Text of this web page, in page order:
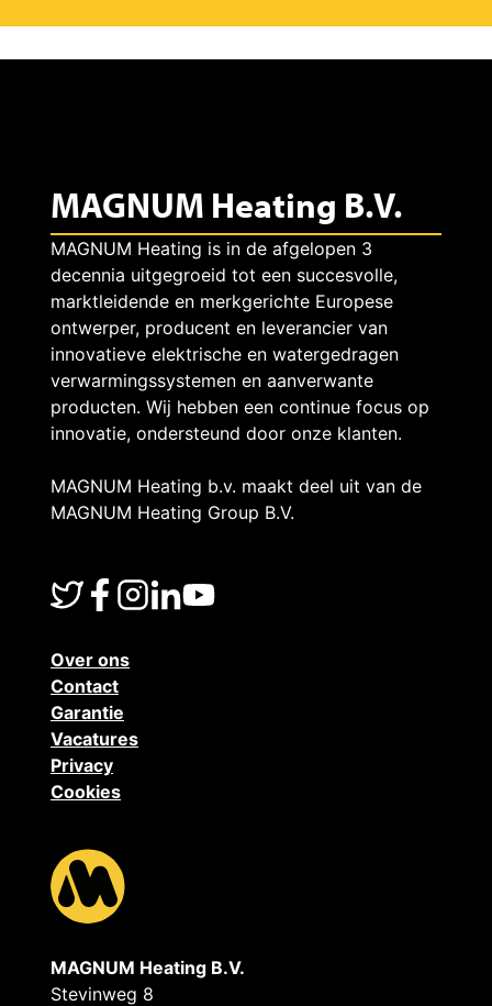
MAGNUM Heating B.V.
MAGNUM Heating is in de afgelopen 3
decennia uitgegroeid tot een succesvolle,
marktleidende en merkgerichte Europese
ontwerper, producent en leverancier van
innovatieve elektrische en watergedragen
verwarmingssystemen en aanverwante
producten. Wij hebben een continue focus op
innovatie, ondersteund door onze klanten.
MAGNUM Heating b.v. maakt deel uit van de
MAGNUM Heating Group B.V.
Over ons
Contact
Garantie
Vacatures
Privacy
Cookies
MAGNUM Heating B.V.
Stevinweg 8